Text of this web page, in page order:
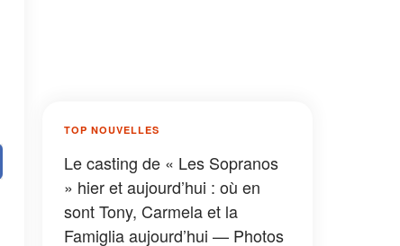
TOP NOUVELLES
Le casting de « Les Sopranos
» hier et aujourd’hui : où en
sont Tony, Carmela et la
Famiglia aujourd’hui — Photos